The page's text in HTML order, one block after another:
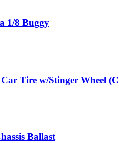
1/8 Buggy
Tire w/Stinger Wheel
Ballast